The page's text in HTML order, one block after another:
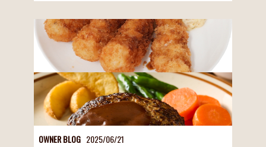
OWNER BLOG 2025/06/21